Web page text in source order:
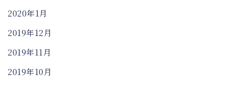
2020年1月
2019年12月
2019年11月
2019年10月